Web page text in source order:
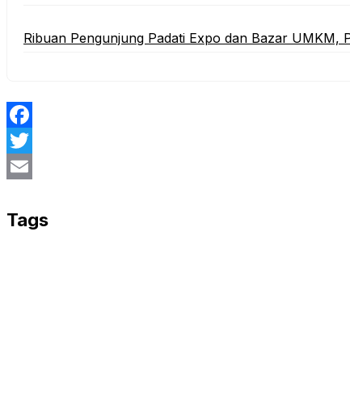
Ribuan Pengunjung Padati Expo dan Bazar UMKM,
Facebook
Twitter
Tags